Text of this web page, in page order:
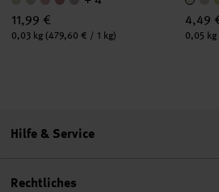
11,99 €
Inhalt:
0,03 kg (479,60 € / 1 kg)
4,49
Inhalt:
0,05 kg
Hilfe & Service
Rechtliches